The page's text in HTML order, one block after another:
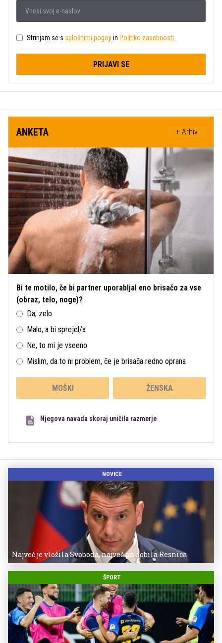
Strinjam se s splošnimi pogoji in Politiko zasebnosti
PRIJAVI SE
ANKETA + Arhiv
Bi te motilo, če bi partner uporabljal eno brisačo za vse
(obraz, telo, noge)?
Da, zelo
Malo, a bi sprejel/a
Ne, to mi je vseeno
Mislim, da to ni problem, če je brisača redno oprana
MOŠKI ŽENSKA
Njegova navada skoraj uničila razmerje
NOVICE
Največ je vložila Svoboda, največ pa dobila Resnica
ŠPORT